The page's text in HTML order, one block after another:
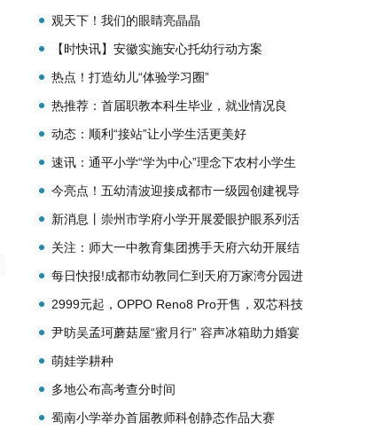
探讨学科融合
观天下！我们的眼睛亮晶晶
【时快讯】安徽实施安心托幼行动方案
热点！打造幼儿“体验学习圈”
热推荐：首届职教本科生毕业，就业情况良
好！南京工业职业技术大学举行毕业典礼
动态：顺利“接站”让小学生活更美好
速讯：通平小学“学为中心”理念下农村小学生
课堂表达力提升策略研讨课题正式开题
今亮点！五幼清波迎接成都市一级园创建视导
新消息丨崇州市学府小学开展爱眼护眼系列活
动
关注：师大一中教育集团携手天府六幼开展结
对共同体活动
每日快报!成都市幼教同仁到天府万家湾分园进
行观摩交流活动
2999元起，OPPO Reno8 Pro开售，双芯科技
打造旗舰影像体验
尹昉吴孟珂蘑菇屋“蜜月行” 容声冰箱助力婚宴
制作现场
萌娃学耕种
多地公布高考查分时间
蜀南小学举办首届教师科创静态作品大赛